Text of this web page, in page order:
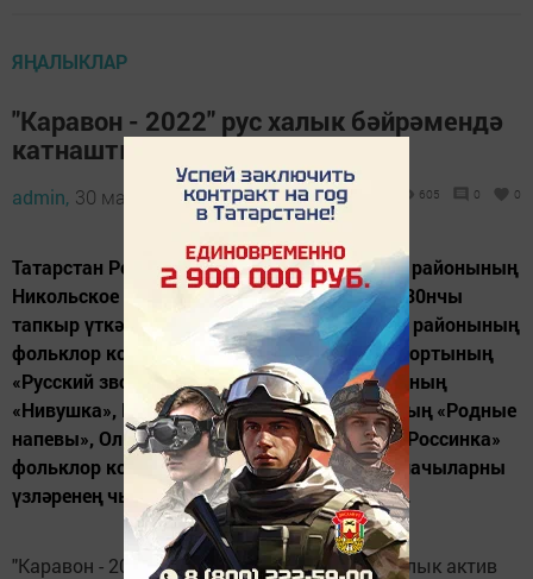
ЯҢАЛЫКЛАР
"Каравон - 2022" рус халык бәйрәмендә
катнаштылар
admin, 30 май 2022 - 11:28 605 0 0
Татарстан Республикасы Лаеш муниципаль районының
Никольское авылында «Каравон» бәйрәме 30нчы
тапкыр үткәрелде. Анда Тукай муниципаль районының
фольклор коллективлары-Княз мәдәният йортының
«Русский звон», Шилнәбаш мәдәният йортының
«Нивушка», Круглое Поле мәдәният йортының «Родные
напевы», Олы Шилнә мәдәният йортының «Россинка»
фольклор коллективлары күп санлы тамашачыларны
үзләренең чыгышлары белән сөендерделәр.
"Каравон - 2022" рус халык бәйрәмендә барлык актив